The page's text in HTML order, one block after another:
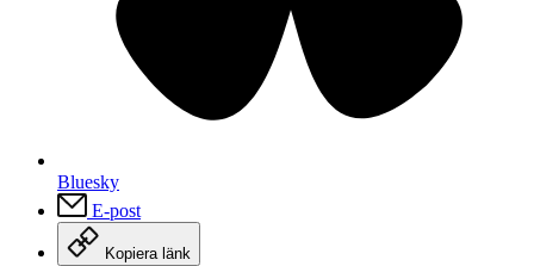
Bluesky
E-post
Kopiera länk